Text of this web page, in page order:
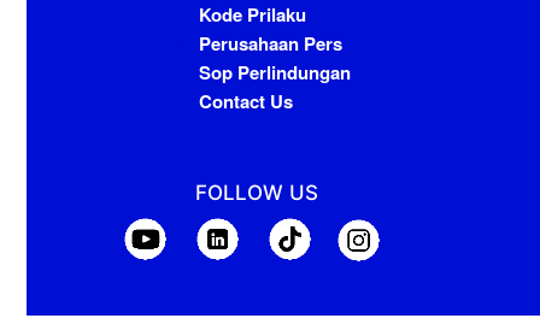
Kode Prilaku
Perusahaan Pers
Sop Perlindungan
Contact Us
FOLLOW US